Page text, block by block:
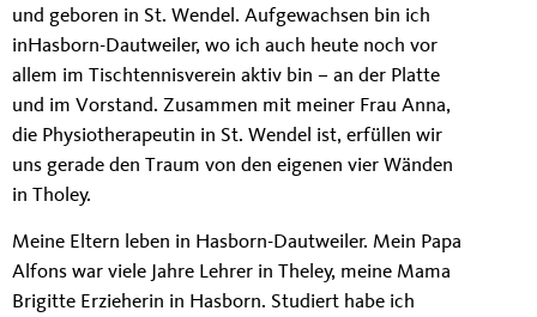
und geboren in St. Wendel. Aufgewachsen bin ich
inHasborn-Dautweiler, wo ich auch heute noch vor
allem im Tischtennisverein aktiv bin – an der Platte
und im Vorstand. Zusammen mit meiner Frau Anna,
die Physiotherapeutin in St. Wendel ist, erfüllen wir
uns gerade den Traum von den eigenen vier Wänden
in Tholey.
Meine Eltern leben in Hasborn-Dautweiler. Mein Papa
Alfons war viele Jahre Lehrer in Theley, meine Mama
Brigitte Erzieherin in Hasborn. Studiert habe ich